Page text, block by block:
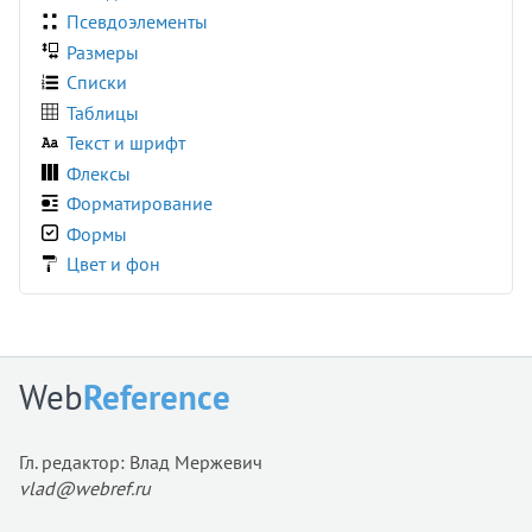
grid-row-end
grid-row-start
height
hyphenate-character
hyphenate-limit-chars
image-orientation
image-rendering
image-resolution
inset-block
inset-block-start
inset-inline
Псевдоэлементы
Размеры
Списки
Таблицы
Текст и шрифт
Флексы
Форматирование
Формы
Цвет и фон
WebReference
Гл. редактор: Влад Мержевич
vlad@webref.ru